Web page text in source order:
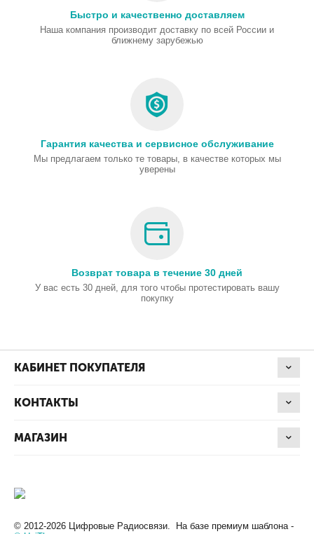
Быстро и качественно доставляем
Наша компания производит доставку по всей России и
ближнему зарубежью
Гарантия качества и сервисное обслуживание
Мы предлагаем только те товары, в качестве которых мы
уверены
Возврат товара в течение 30 дней
У вас есть 30 дней, для того чтобы протестировать вашу
покупку
КАБИНЕТ ПОКУПАТЕЛЯ
КОНТАКТЫ
МАГАЗИН
© 2012-2026 Цифровые Радиосвязи. На базе премиум шаблона -